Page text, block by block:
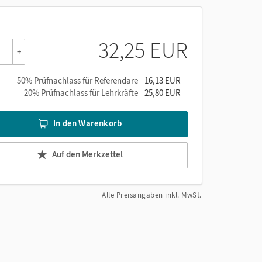
im regionalen Raum.
passend zum Fachlehrplan in jedem
Kompetenzen.
und der Wähle-aus-Aufgaben mit niveau-
Wissen und Kompetenzen prüfen
stehen Selbstdiagnosebogen über Webcodes
+ 32,25 EUR
50% Prüfnachlass für Referendare
16,13 EUR
20% Prüfnachlass für Lehrkräfte 25,80 EUR
In den Warenkorb
Auf den Merkzettel
Alle Preisangaben inkl. MwSt.